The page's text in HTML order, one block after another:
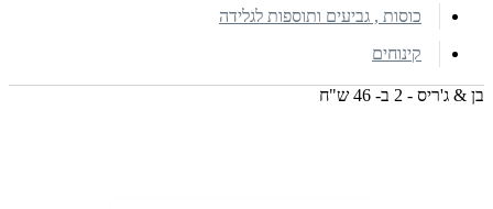
כוסות , גביעים ותוספות לגלידה
קינוחים
בן & ג'ריס - 2 ב- 46 ש"ח